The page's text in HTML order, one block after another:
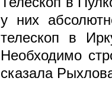
у них
телескоп в
Необходимо
сказала